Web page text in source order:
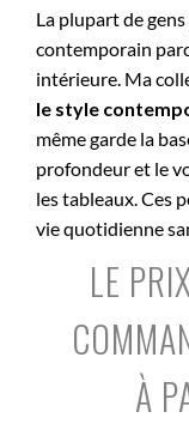
La plupart de
contemporain
intérieure. Ma
le style
même garde la
profondeur et le
les tableaux. Ces
vie quotidienne
LE
À